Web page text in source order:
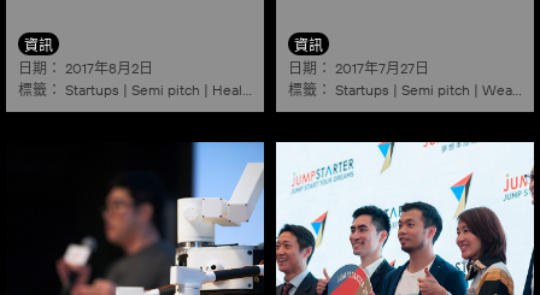
資訊
日期： 2017年8月2日
標籤： Startups | Semi pitch | Healthy ageing
資訊
日期： 2017年7月27日
標籤： Startups | Semi pitch | Wearables